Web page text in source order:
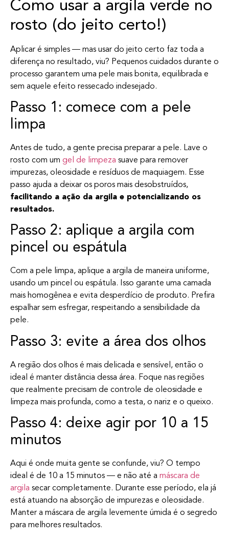
Como usar a argila verde no
rosto (do jeito certo!)
Aplicar é simples — mas usar do jeito certo faz toda a
diferença no resultado, viu? Pequenos cuidados durante o
processo garantem uma pele mais bonita, equilibrada e
sem aquele efeito ressecado indesejado.
Passo 1: comece com a pele
limpa
Antes de tudo, a gente precisa preparar a pele. Lave o
rosto com um gel de limpeza suave para remover
impurezas, oleosidade e resíduos de maquiagem. Esse
passo ajuda a deixar os poros mais desobstruídos,
facilitando a ação da argila e potencializando os
resultados.
Passo 2: aplique a argila com
pincel ou espátula
Com a pele limpa, aplique a argila de maneira uniforme,
usando um pincel ou espátula. Isso garante uma camada
mais homogênea e evita desperdício de produto. Prefira
espalhar sem esfregar, respeitando a sensibilidade da
pele.
Passo 3: evite a área dos olhos
A região dos olhos é mais delicada e sensível, então o
ideal é manter distância dessa área. Foque nas regiões
que realmente precisam de controle de oleosidade e
limpeza mais profunda, como a testa, o nariz e o queixo.
Passo 4: deixe agir por 10 a 15
minutos
Aqui é onde muita gente se confunde, viu? O tempo
ideal é de 10 a 15 minutos — e não até a máscara de
argila secar completamente. Durante esse período, ela já
está atuando na absorção de impurezas e oleosidade.
Manter a máscara de argila levemente úmida é o segredo
para melhores resultados.